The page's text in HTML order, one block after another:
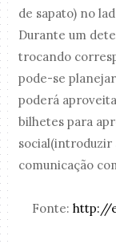
de sapato) no
Durante um
trocando
pode-se
poderá
bilhetes para
social(introduzir
comunicação
Fonte: http://